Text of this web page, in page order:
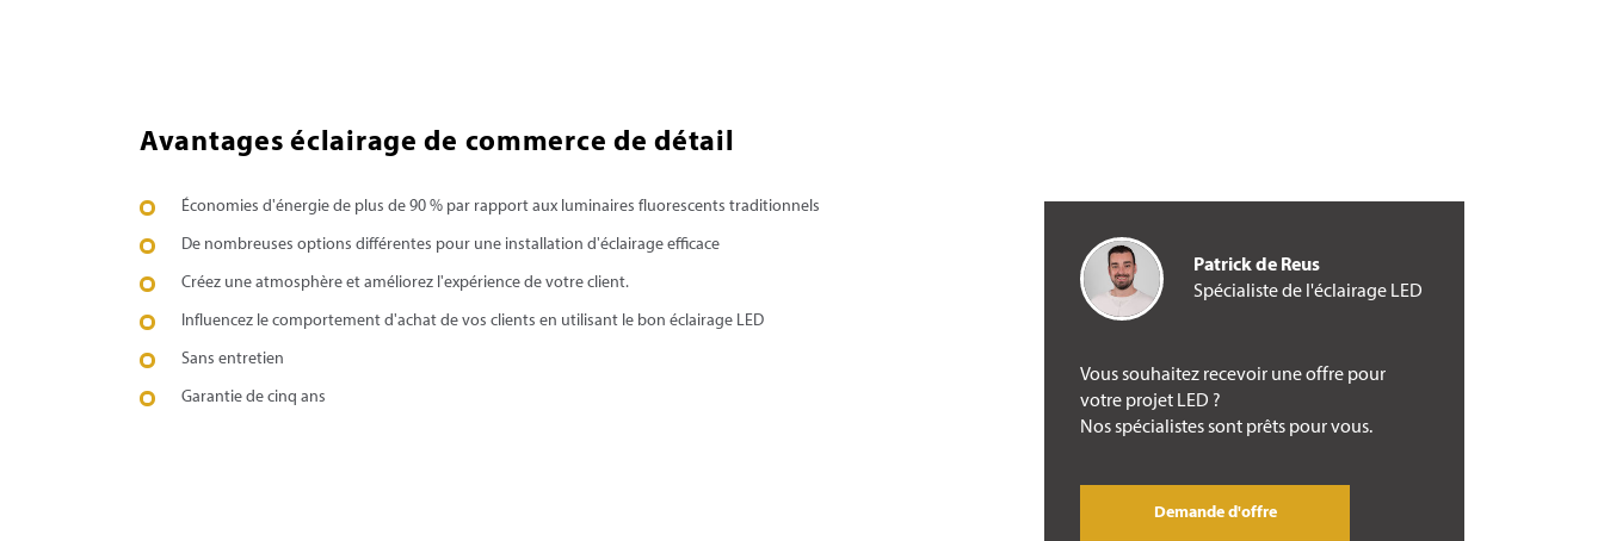
Avantages éclairage de commerce de détail
Économies d'énergie de plus de 90 % par rapport aux luminaires fluorescents traditionnels
De nombreuses options différentes pour une installation d'éclairage efficace
Créez une atmosphère et améliorez l'expérience de votre client.
Influencez le comportement d'achat de vos clients en utilisant le bon éclairage LED
Sans entretien
Garantie de cinq ans
Patrick de Reus
Spécialiste de l'éclairage LED
Vous souhaitez recevoir une offre pour
votre projet LED ?
Nos spécialistes sont prêts pour vous.
Demande d'offre